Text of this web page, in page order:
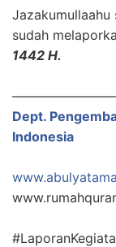
Jazakumullaahu
sudah
1442 H.
Dept.
Indonesia